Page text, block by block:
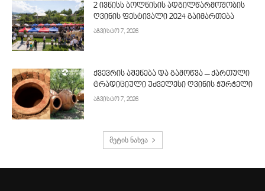
2 ივნისს ბოლნისის ადგილწარმოშობის
ღვინის ფესტივალი 2024 გაიმართება
აგვისტო 7, 2026
ქვევრის აშენება და გამოწვა – ქართული
ტრადიციული უძველესი ღვინის ჭურჭელი
აგვისტო 7, 2026
მეტის ნახვა